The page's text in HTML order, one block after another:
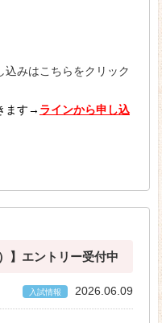
お問い合わせ
込みはこちらをクリック
ます→ ラインから申し込
】エントリー受付中
入試情報 2026.06.09